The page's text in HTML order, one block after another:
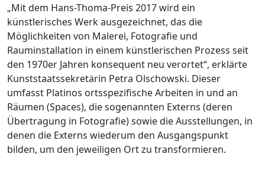
„Mit dem Hans-Thoma-Preis 2017 wird ein
künstlerisches Werk ausgezeichnet, das die
Möglichkeiten von Malerei, Fotografie und
Rauminstallation in einem künstlerischen Prozess seit
den 1970er Jahren konsequent neu verortet“, erklärte
Kunststaatssekretärin Petra Olschowski. Dieser
umfasst Platinos ortsspezifische Arbeiten in und an
Räumen (Spaces), die sogenannten Externs (deren
Übertragung in Fotografie) sowie die Ausstellungen, in
denen die Externs wiederum den Ausgangspunkt
bilden, um den jeweiligen Ort zu transformieren.